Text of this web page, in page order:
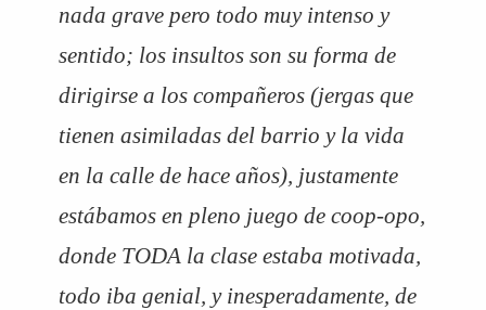
nada grave pero todo muy intenso y
sentido; los insultos son su forma de
dirigirse a los compañeros (jergas que
tienen asimiladas del barrio y la vida
en la calle de hace años), justamente
estábamos en pleno juego de coop-opo,
donde TODA la clase estaba motivada,
todo iba genial, y inesperadamente, de